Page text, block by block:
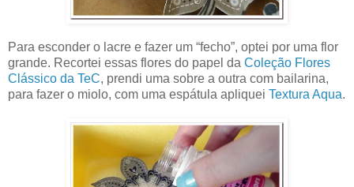
Para esconder o lacre e fazer um “fecho”, optei por uma flor
grande. Recortei essas flores do papel da Coleção Flores
Clássico da TeC, prendi uma sobre a outra com bailarina,
para fazer o miolo, com uma espátula apliquei Textura Aqua.